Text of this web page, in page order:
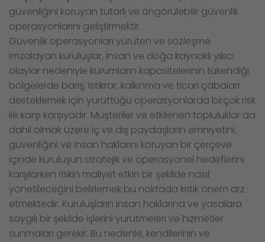
güvenliğini koruyan tutarlı ve öngörülebilir güvenlik
operasyonlarını geliştirmektir.
Güvenlik operasyonları yürüten ve sözleşme
imzalayan kuruluşlar, insan ve doğa kaynaklı yıkıcı
olaylar nedeniyle kurumların kapasitelerinin tükendiği
bölgelerde barış, istikrar, kalkınma ve ticari çabaları
desteklemek için yürüttüğü operasyonlarda birçok risk
ile karşı karşıyadır. Müşteriler ve etkilenen topluluklar da
dahil olmak üzere iç ve dış paydaşların emniyetini,
güvenliğini ve insan haklarını koruyan bir çerçeve
içinde kuruluşun stratejik ve operasyonel hedeflerini
karşılarken riskin maliyet etkin bir şekilde nasıl
yönetileceğini belirlemek bu noktada kritik önem arz
etmektedir. Kuruluşların insan haklarına ve yasalara
saygılı bir şekilde işlerini yürütmeleri ve hizmetler
sunmaları gerekir. Bu nedenle, kendilerinin ve